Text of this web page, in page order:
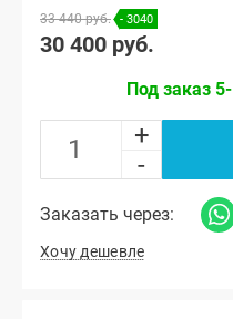
33 440 руб. - 3040
30 400 руб.
Под заказ
+
-
Заказать через:
Хочу дешевле